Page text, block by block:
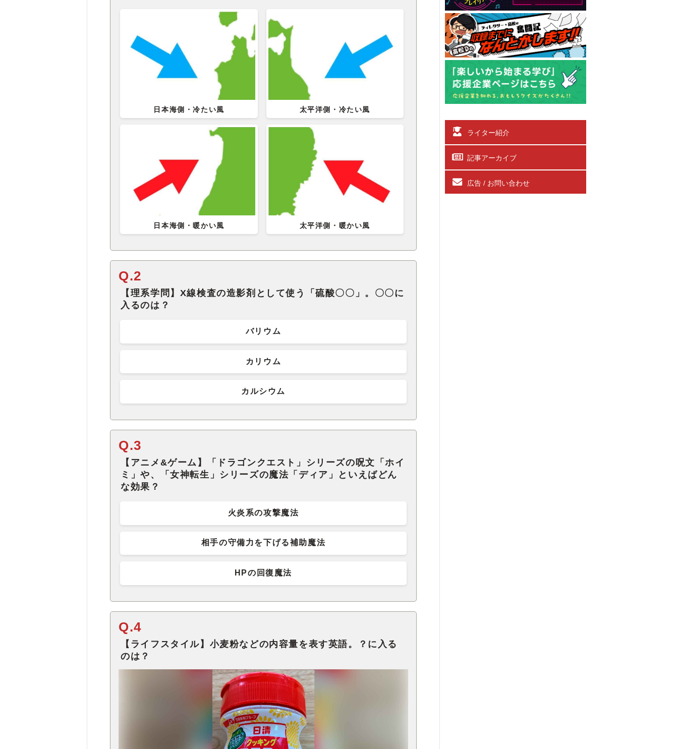
日本海側・冷たい風 太平洋側・冷たい風
日本海側・暖かい風 太平洋側・暖かい風
Q.2
【理系学問】X線検査の造影剤として使う「硫酸〇〇」。〇〇に
入るのは？
バリウム
カリウム
カルシウム
Q.3
【アニメ&ゲーム】「ドラゴンクエスト」シリーズの呪文「ホイ
ミ」や、「女神転生」シリーズの魔法「ディア」といえばどん
な効果？
火炎系の攻撃魔法
相手の守備力を下げる補助魔法
HPの回復魔法
Q.4
【ライフスタイル】小麦粉などの内容量を表す英語。？に入る
のは？
ライター紹介
記事アーカイブ
広告 / お問い合わせ